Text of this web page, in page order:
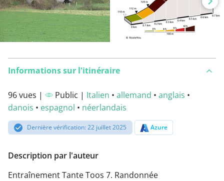
Informations sur l'itinéraire
96 vues | Public | Italien • allemand • anglais •
danois • espagnol • néerlandais
Dernière vérification: 22 juillet 2025 Azure
Description par l'auteur
Entraînement Tante Toos 7. Randonnée